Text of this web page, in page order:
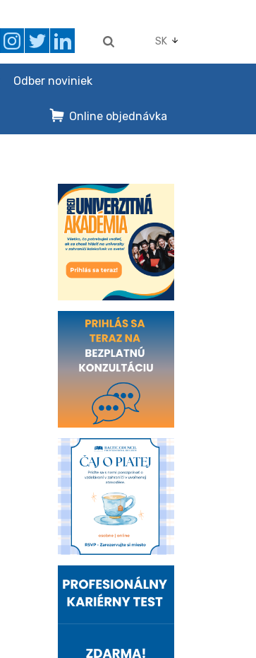
SK
Odber noviniek
Online objednávka